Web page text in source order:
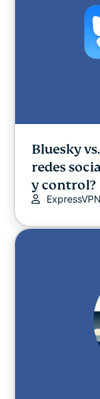
Bluesky
redes
y control?
ExpressVPN